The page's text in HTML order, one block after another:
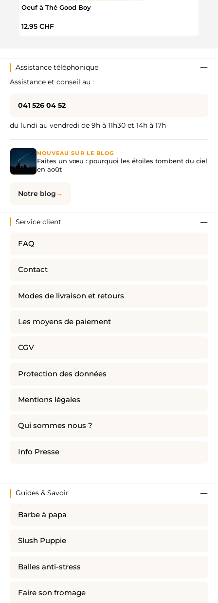
Oeuf à Thé Good Boy
Prix régulier :
12.95 CHF
Assistance téléphonique
Assistance et conseil au :
041 526 04 52
du lundi au vendredi de 9h à 11h30 et 14h à 17h
NOUVEAU SUR LE BLOG
Faites un vœu : pourquoi les étoiles tombent du ciel
en août
Notre blog
Service client
FAQ
Contact
Modes de livraison et retours
Les moyens de paiement
CGV
Protection des données
Mentions légales
Qui sommes nous ?
Info Presse
Guides & Savoir
Barbe à papa
Slush Puppie
Balles anti-stress
Faire son fromage